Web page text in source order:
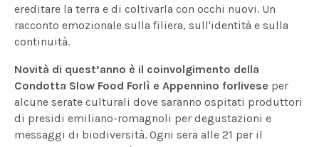
ereditare la terra e di coltivarla con occhi nuovi. Un
racconto emozionale sulla filiera, sull'identità e sulla
continuità.
Novità di quest’anno è il coinvolgimento della
Condotta Slow Food Forlì e Appennino forlivese per
alcune serate culturali dove saranno ospitati produttori
di presidi emiliano-romagnoli per degustazioni e
messaggi di biodiversità. Ogni sera alle 21 per il